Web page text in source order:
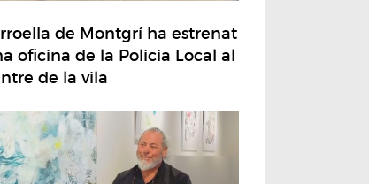
de Montgrí ha estrenat
oficina de la Policia Local al
de la vila